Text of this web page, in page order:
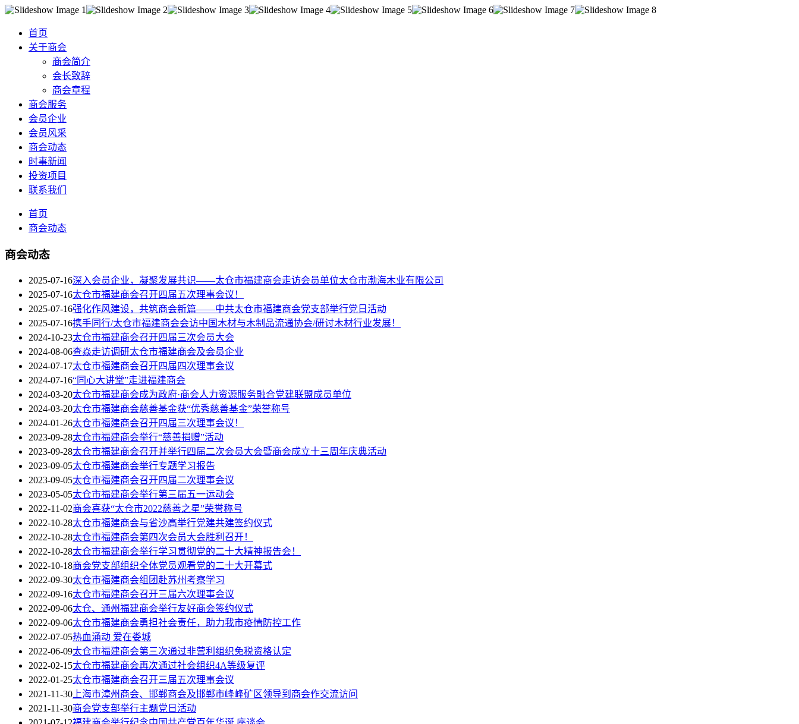
首页
关于商会
商会简介
会长致辞
商会章程
商会服务
会员企业
会员风采
商会动态
时事新闻
投资项目
联系我们
首页
商会动态
商会动态
2025-07-16深入会员企业，凝聚发展共识——太仓市福建商会走访会员单位太仓市渤海木业有限公司
2025-07-16太仓市福建商会召开四届五次理事会议！
2025-07-16强化作风建设，共筑商会新篇——中共太仓市福建商会党支部举行党日活动
2025-07-16携手同行/太仓市福建商会会访中国木材与木制品流通协会/研讨木材行业发展！
2024-10-23太仓市福建商会召开四届三次会员大会
2024-08-06查焱走访调研太仓市福建商会及会员企业
2024-07-17太仓市福建商会召开四届四次理事会议
2024-07-16“同心大讲堂”走进福建商会
2024-03-20太仓市福建商会成为政府·商会人力资源服务融合党建联盟成员单位
2024-03-20太仓市福建商会慈善基金获“优秀慈善基金”荣誉称号
2024-01-26太仓市福建商会召开四届三次理事会议！
2023-09-28太仓市福建商会举行“慈善捐赠”活动
2023-09-28太仓市福建商会召开并举行四届二次会员大会暨商会成立十三周年庆典活动
2023-09-05太仓市福建商会举行专题学习报告
2023-09-05太仓市福建商会召开四届二次理事会议
2023-05-05太仓市福建商会举行第三届五一运动会
2022-11-02商会喜获“太仓市2022慈善之星”荣誉称号
2022-10-28太仓市福建商会与省沙高举行党建共建签约仪式
2022-10-28太仓市福建商会第四次会员大会胜利召开！
2022-10-28太仓市福建商会举行学习贯彻党的二十大精神报告会！
2022-10-18商会党支部组织全体党员观看党的二十大开幕式
2022-09-30太仓市福建商会组团赴苏州考察学习
2022-09-16太仓市福建商会召开三届六次理事会议
2022-09-06太仓、通州福建商会举行友好商会签约仪式
2022-09-06太仓市福建商会勇担社会责任，助力我市疫情防控工作
2022-07-05热血涌动 爱在娄城
2022-06-09太仓市福建商会第三次通过非营利组织免税资格认定
2022-02-15太仓市福建商会再次通过社会组织4A等级复评
2022-01-25太仓市福建商会召开三届五次理事会议
2021-11-30上海市漳州商会、邯郸商会及邯郸市峰峰矿区领导到商会作交流访问
2021-11-30商会党支部举行主题党日活动